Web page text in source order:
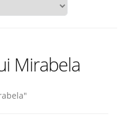
Mirabela